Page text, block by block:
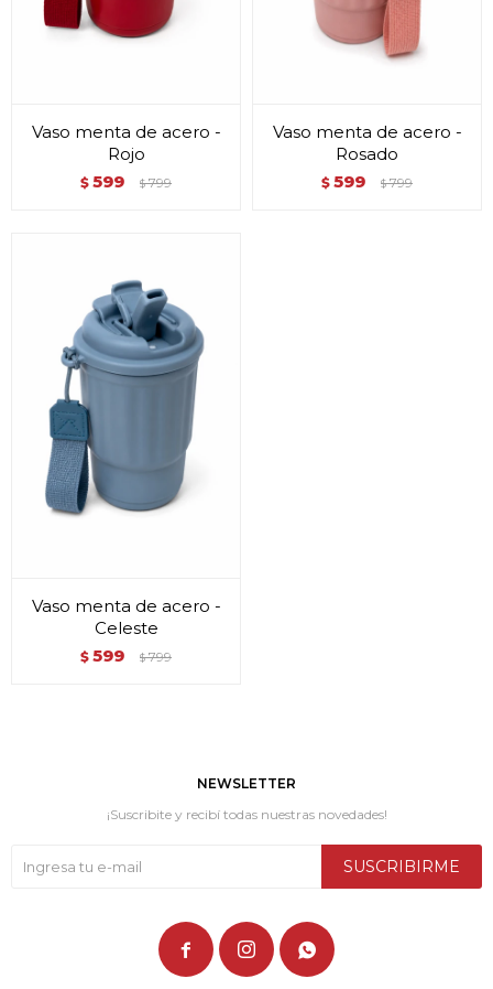
Vaso menta de acero -
Rojo
$ 599 $ 799
Vaso menta de acero -
Rosado
$ 599 $ 799
Vaso menta de acero -
Celeste
$ 599 $ 799
NEWSLETTER
¡Suscribite y recibí todas nuestras novedades!
SUSCRIBIRME
  